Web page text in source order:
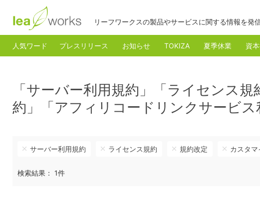
リーフワークスの製品やサービスに関する情報を発
人気ワード プレスリリース お知らせ TOKIZA 夏季休業 資
「サーバー利用規約」「ライセンス
約」「アフィリコードリンクサービ
サーバー利用規約 ライセンス規約 規約改定 カスタマ
検索結果： 1件